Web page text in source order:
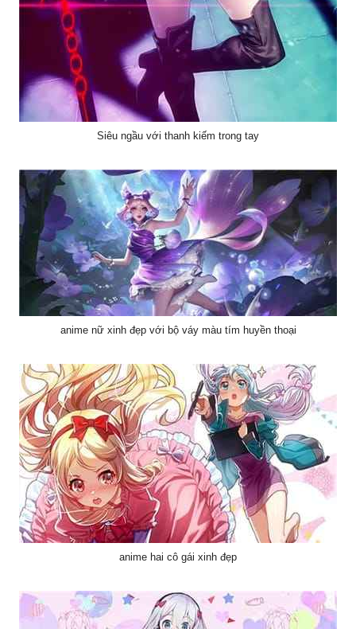
Siêu ngầu với thanh kiếm trong tay
anime nữ xinh đẹp với bộ váy màu tím huyền thoại
anime hai cô gái xinh đẹp